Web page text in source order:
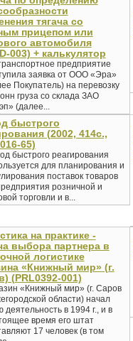
тягача со
прицепом или
автомобиля
003) + калькулятор
предприятие
заявка от ООО «Эра»
Покупатель) на перевозку
груза со склада ЗАО
(далее...
быстрого
(2002, 414с.,
65)
быстрого реагирования
для планирования и
поставок товаров
розничной и
торговли и в...
на практике -
выбора партнера в
логистике
«Книжный мир» (г.
(PRL0392-001)
«Книжный мир» (г. Саров
области) начал
деятельность в 1994 г., и в
время его штат
17 человек (в том